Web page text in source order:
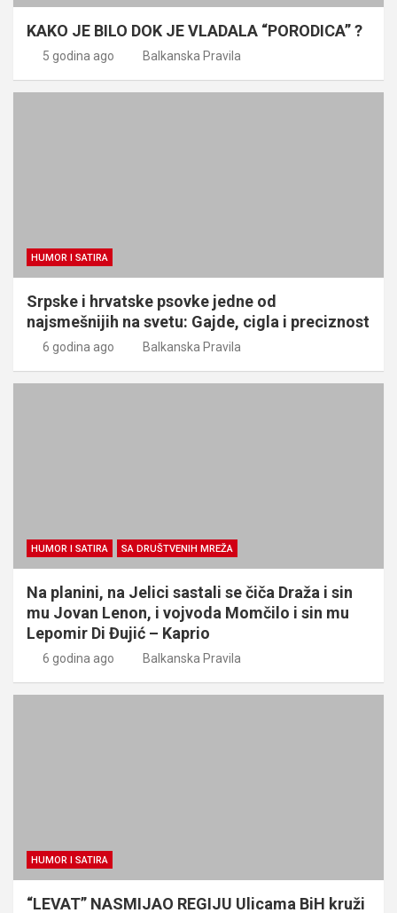
KAKO JE BILO DOK JE VLADALA “PORODICA” ?
5 godina ago Balkanska Pravila
HUMOR I SATIRA
Srpske i hrvatske psovke jedne od
najsmešnijih na svetu: Gajde, cigla i preciznost
6 godina ago Balkanska Pravila
HUMOR I SATIRA SA DRUŠTVENIH MREŽA
Na planini, na Jelici sastali se čiča Draža i sin
mu Jovan Lenon, i vojvoda Momčilo i sin mu
Lepomir Di Đujić – Kaprio
6 godina ago Balkanska Pravila
HUMOR I SATIRA
“LEVAT” NASMIJAO REGIJU Ulicama BiH kruži